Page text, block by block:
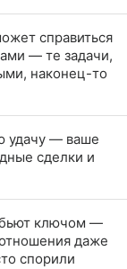
справиться
— те задачи,
наконец-то
удачу — ваше
сделки и
ключом —
даже
спорили